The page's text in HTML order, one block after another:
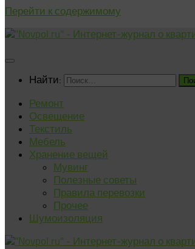
Перейти к содержимому
Найти:
Ремонт
Освещение
Текстиль
Мебель
Хранение вещей
Мувинг
Полезные советы
Правила перевозки
Прочее
Шумоизоляция